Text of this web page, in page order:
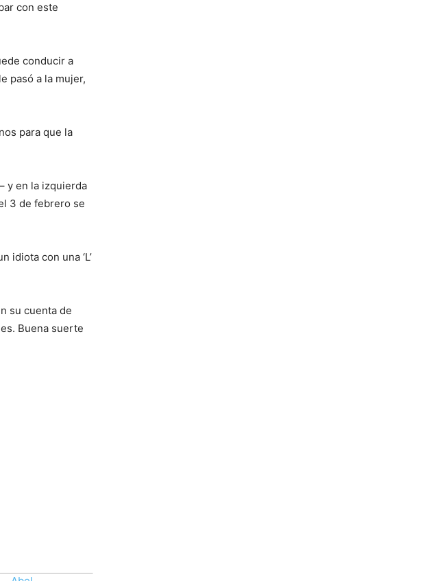
con este
conducir a
pasó a la mujer,
para que la
y en la izquierda
3 de febrero se
idiota con una ‘L’
su cuenta de
Buena suerte